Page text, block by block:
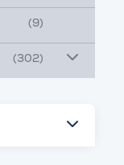
(9)
(302)